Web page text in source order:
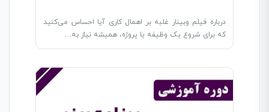
درباره فیلم وبینار غلبه بر اهمال کاری آیا احساس می‌کنید
که برای شروع یک وظیفه یا پروژه، همیشه نیاز به…